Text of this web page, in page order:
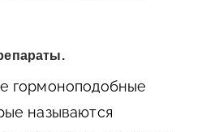
гормоноподобные
называются